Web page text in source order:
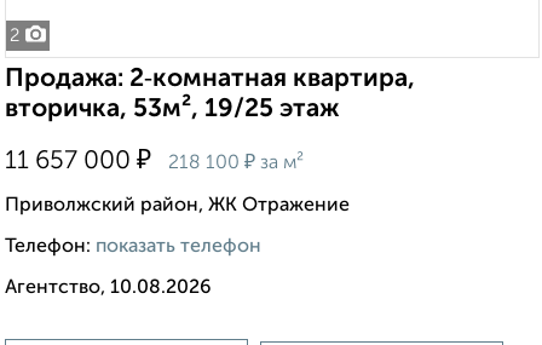
2
Продажа: 2‑комнатная квартира,
вторичка, 53м², 19/25 этаж
11 657 000 ₽ 218 100 ₽ за м²
Приволжский район, ЖК Отражение
Телефон: показать телефон
Агентство, 10.08.2026